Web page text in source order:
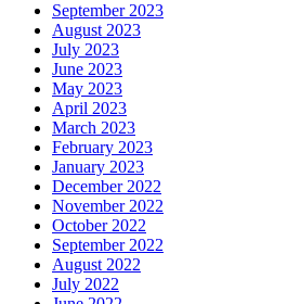
September 2023
August 2023
July 2023
June 2023
May 2023
April 2023
March 2023
February 2023
January 2023
December 2022
November 2022
October 2022
September 2022
August 2022
July 2022